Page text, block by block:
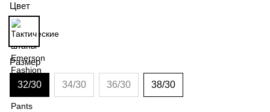
Цвет
Размер
32/30 34/30 36/30 38/30